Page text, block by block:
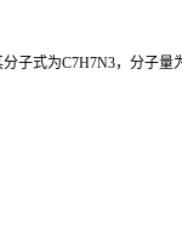
子式为C7H7N3，分子